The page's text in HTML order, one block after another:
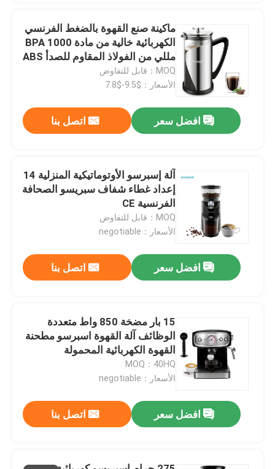
منزل
جولة في المعمل
ضبط الجودة
أخبار
مطحنة قهوة كهربائية
مطحنة القهوة
ماكينة صنع القهوة بالضغط الفرنسي
الكهربائية خالية من مادة BPA 1000
مللي من الفولاذ المقاوم للصدأ ABS
MOQ：قابل للتفاوض
الأسعار：$9.5-$7.8
افضل سعر اتصل بنا
آلة إسبرسو الأوتوماتيكية المنزلية 14
إعداد غطاء شفاف سبريسو الصحافة
الفرنسية CE
MOQ：قابل للتفاوض
الأسعار：negotiable
افضل سعر اتصل بنا
15 بار مضخة 850 واط متعددة
الوظائف آلة القهوة اسبرسو مطحنة
القهوة الكهربائية المحمولة
MOQ：40HQ
الأسعار：negotiable
افضل سعر اتصل بنا